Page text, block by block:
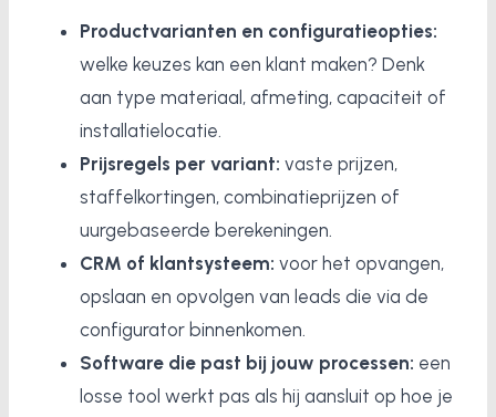
Productvarianten en configuratieopties:
welke keuzes kan een klant maken? Denk
aan type materiaal, afmeting, capaciteit of
installatielocatie.
Prijsregels per variant: vaste prijzen,
staffelkortingen, combinatieprijzen of
uurgebaseerde berekeningen.
CRM of klantsysteem: voor het opvangen,
opslaan en opvolgen van leads die via de
configurator binnenkomen.
Software die past bij jouw processen: een
losse tool werkt pas als hij aansluit op hoe je